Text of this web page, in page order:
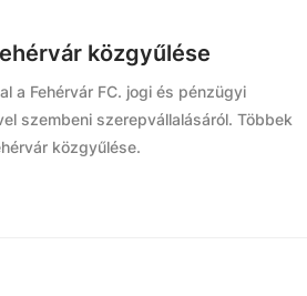
közgyűlése
a Fehérvár FC. jogi és pénzügyi
szembeni szerepvállalásáról. Többek
közgyűlése.